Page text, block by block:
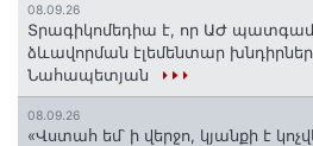
08.09.26
Տրագիկոմեդիա է, որ ԱԺ
ձևավորման էլեմենտար
Նահապետյան
08.09.26
«Վստահ եմ՝ ի վերջո, կյանքի է